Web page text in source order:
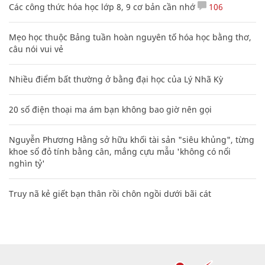
Các công thức hóa học lớp 8, 9 cơ bản cần nhớ 106
Mẹo học thuộc Bảng tuần hoàn nguyên tố hóa học bằng thơ,
câu nói vui vẻ
Nhiều điểm bất thường ở bằng đại học của Lý Nhã Kỳ
20 số điện thoại ma ám bạn không bao giờ nên gọi
Nguyễn Phương Hằng sở hữu khối tài sản "siêu khủng", từng
khoe sổ đỏ tính bằng cân, mắng cựu mẫu 'không có nổi
nghìn tỷ'
Truy nã kẻ giết bạn thân rồi chôn ngồi dưới bãi cát